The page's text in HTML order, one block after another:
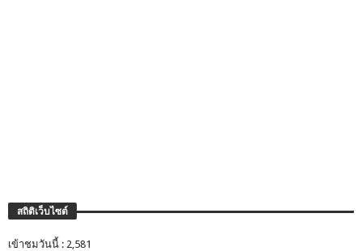
สถิติเว็บไซต์
เข้าชมวันนี้ : 2,581